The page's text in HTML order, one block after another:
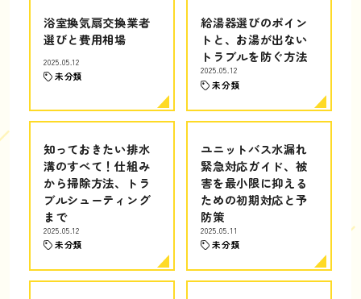
浴室換気扇交換業者
選びと費用相場
2025.05.12
未分類
給湯器選びのポイン
トと、お湯が出ない
トラブルを防ぐ方法
2025.05.12
未分類
知っておきたい排水
溝のすべて！仕組み
から掃除方法、トラ
ブルシューティング
まで
2025.05.12
未分類
ユニットバス水漏れ
緊急対応ガイド、被
害を最小限に抑える
ための初期対応と予
防策
2025.05.11
未分類